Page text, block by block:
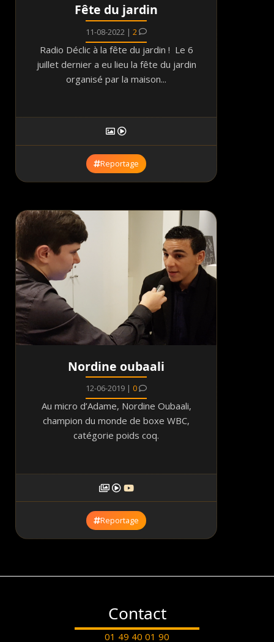
Fête du jardin
11-08-2022 | 2
Radio Déclic à la fête du jardin ! Le 6
juillet dernier a eu lieu la fête du jardin
organisé par la maison...
Reportage
Nordine oubaali
12-06-2019 | 0
Au micro d’Adame, Nordine Oubaali,
champion du monde de boxe WBC,
catégorie poids coq.
Reportage
Contact
01 49 40 01 90